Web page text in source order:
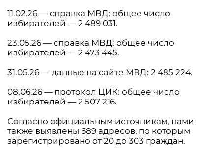
11.02.26 — справка МВД: общее число
избирателей — 2 489 031.
23.05.26 — справка МВД: общее число
избирателей — 2 473 445.
31.05.26 — данные на сайте МВД: 2 485 224.
08.06.26 — протокол ЦИК: общее число
избирателей — 2 507 216.
Согласно официальным источникам, нами
также выявлены 689 адресов, по которым
зарегистрировано от 20 до 303 граждан.